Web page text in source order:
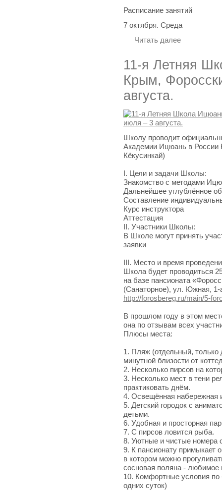
Расписание занятий
7 октября. Среда
Читать далее
11-я Летняя
Крым,
августа.
Школу проводит
Академии Ицюань в России
Кёкусинкай)
I. Цели и задачи Школы:
Знакомство с методами
Дальнейшее углублённое
Составление
Курс инструктора
Аттестация
II. Участники Школы:
В Школе могут принять
заявки
III. Место и время
Школа будет проводиться
на базе пансионата
(Санаторное), ул. Южная, 1-
http://forosbereg.ru/main/5-
В прошлом году в этом
она по отзывам всех
Плюсы места:
1. Пляж (отдельный,
минутной близости от
2. Несколько пирсов на
3. Несколько мест в тени
практиковать днём.
4. Освещённая набережная
5. Детский городок с
детьми.
6. Удобная и просторная
7. С пирсов ловится рыба.
8. Уютные и чистые номера
9. К пансионату примыкает
в котором можно
сосновая поляна - любимое
10. Комфортные условия по
одних суток)